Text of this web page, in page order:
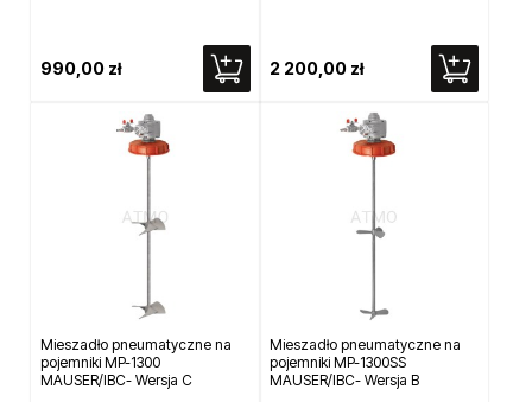
990,00 zł 2 200,00 zł
Mieszadło pneumatyczne na
pojemniki MP-1300
MAUSER/IBC- Wersja C
Mieszadło pneumatyczne na
pojemniki MP-1300SS
MAUSER/IBC- Wersja B